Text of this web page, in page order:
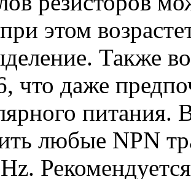
этом
Также
что даже
питания.
любые NPN